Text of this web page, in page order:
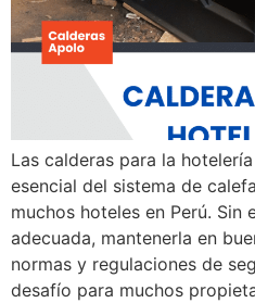
Las calderas para la
esencial del sistema de
muchos hoteles en Perú. Sin
adecuada, mantenerla en
normas y regulaciones de
desafío para muchos